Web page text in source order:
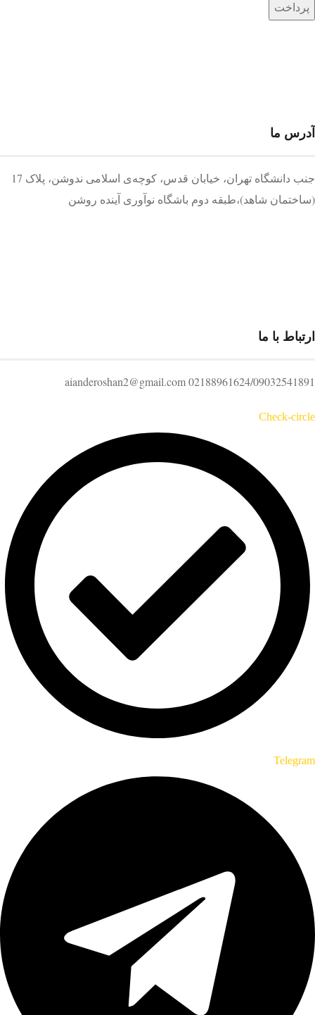
آدرس ما
جنب دانشگاه تهران، خیابان قدس، کوچه‌ی اسلامی ندوشن، پلاک 17
(ساختمان شاهد)،طبقه دوم باشگاه نوآوری آینده روشن
ارتباط با ما
02188961624/09032541891 aianderoshan2@gmail.com
Check-circle
Telegram